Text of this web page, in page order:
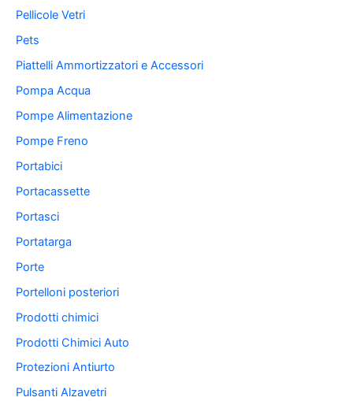
Pellicole Vetri
Pets
Piattelli Ammortizzatori e Accessori
Pompa Acqua
Pompe Alimentazione
Pompe Freno
Portabici
Portacassette
Portasci
Portatarga
Porte
Portelloni posteriori
Prodotti chimici
Prodotti Chimici Auto
Protezioni Antiurto
Pulsanti Alzavetri